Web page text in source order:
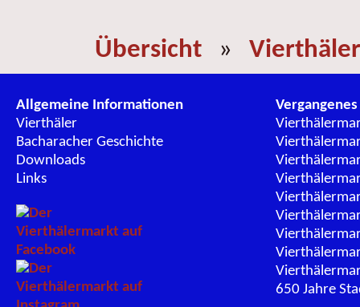
Übersicht »
Allgemeine Informationen
Vierthäler
Bacharacher Geschichte
Downloads
Links
Vergangenes
650 Jahre